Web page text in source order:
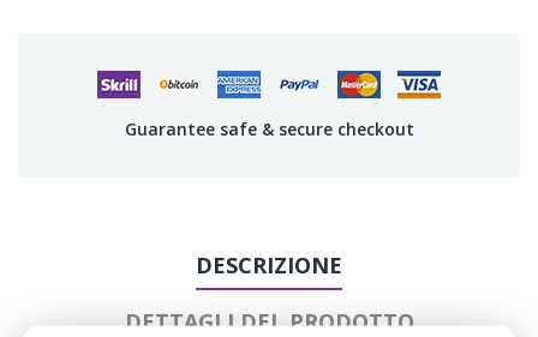
Guarantee safe & secure checkout
DESCRIZIONE
DETTAGLI DEL PRODOTTO